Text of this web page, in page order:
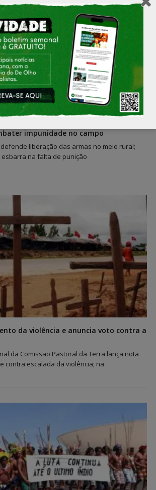
impunidade no campo
defende liberação das armas no meio rural;
na falta de punição
da violência e anuncia voto contra a
da Comissão Pastoral da Terra lança nota
contra escalada da violência; na